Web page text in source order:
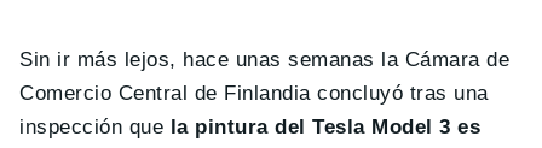
Sin ir más lejos, hace unas semanas la Cámara de
Comercio Central de Finlandia concluyó tras una
inspección que la pintura del Tesla Model 3 es